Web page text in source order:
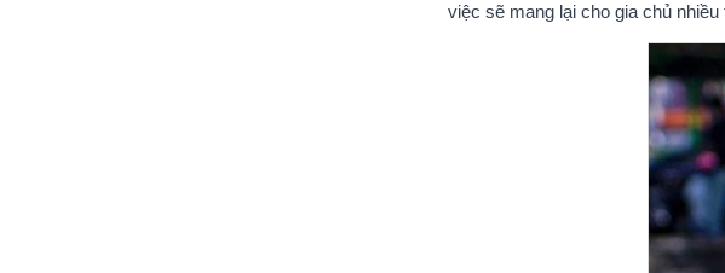
việc sẽ mang lại cho gia chủ